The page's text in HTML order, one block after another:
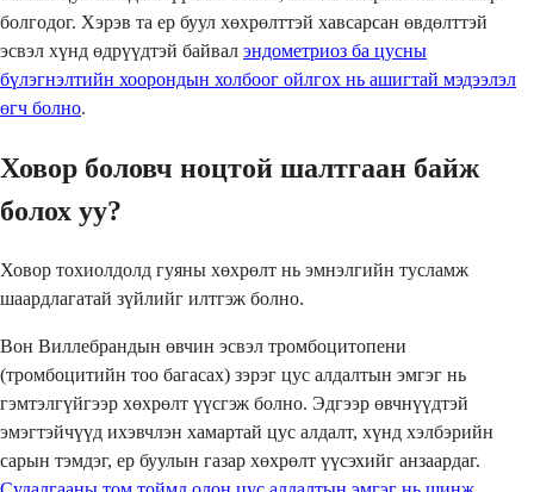
болгодог. Хэрэв та ер буул хөхрөлттэй хавсарсан өвдөлттэй
эсвэл хүнд өдрүүдтэй байвал эндометриоз ба цусны
бүлэгнэлтийн хоорондын холбоог ойлгох нь ашигтай мэдээлэл
өгч болно.
Ховор боловч ноцтой шалтгаан байж
болох уу?
Ховор тохиолдолд гуяны хөхрөлт нь эмнэлгийн тусламж
шаардлагатай зүйлийг илтгэж болно.
Вон Виллебрандын өвчин эсвэл тромбоцитопени
(тромбоцитийн тоо багасах) зэрэг цус алдалтын эмгэг нь
гэмтэлгүйгээр хөхрөлт үүсгэж болно. Эдгээр өвчнүүдтэй
эмэгтэйчүүд ихэвчлэн хамартай цус алдалт, хүнд хэлбэрийн
сарын тэмдэг, ер буулын газар хөхрөлт үүсэхийг анзаардаг.